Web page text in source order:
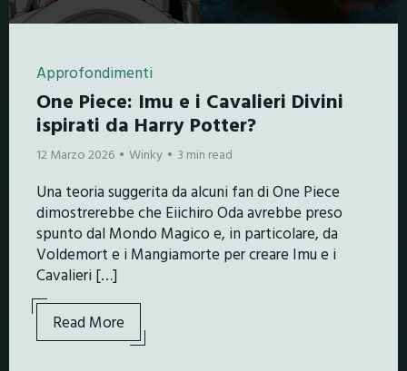
Approfondimenti
One Piece: Imu e i Cavalieri Divini
ispirati da Harry Potter?
12 Marzo 2026 Winky 3 min read
Una teoria suggerita da alcuni fan di One Piece
dimostrerebbe che Eiichiro Oda avrebbe preso
spunto dal Mondo Magico e, in particolare, da
Voldemort e i Mangiamorte per creare Imu e i
Cavalieri […]
Read More